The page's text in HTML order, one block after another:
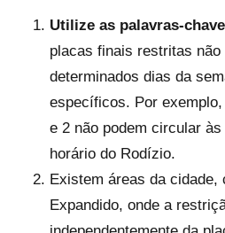
Utilize as palavras-
placas finais restritas
determinados dias da
específicos. Por
e 2 não podem circular
horário do Rodízio.
Existem áreas da cidade,
Expandido, onde a